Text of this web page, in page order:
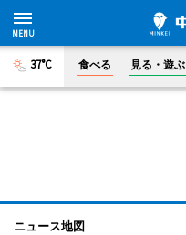
37°C 食べる 見る・遊ぶ
ニュース地図